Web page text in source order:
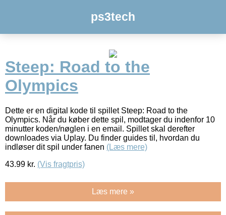
ps3tech
Steep: Road to the
Olympics
Dette er en digital kode til spillet Steep: Road to the
Olympics. Når du køber dette spil, modtager du indenfor 10
minutter koden/nøglen i en email. Spillet skal derefter
downloades via Uplay. Du finder guides til, hvordan du
indløser dit spil under fanen (Læs mere)
43.99 kr. (Vis fragtpris)
Læs mere »